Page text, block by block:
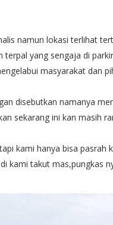
namun lokasi terlihat
yang sengaja di
masyarakat dan
disebutkan namanya
sekarang ini kan masih
kami hanya bisa pasrah
kami takut mas,pungkas